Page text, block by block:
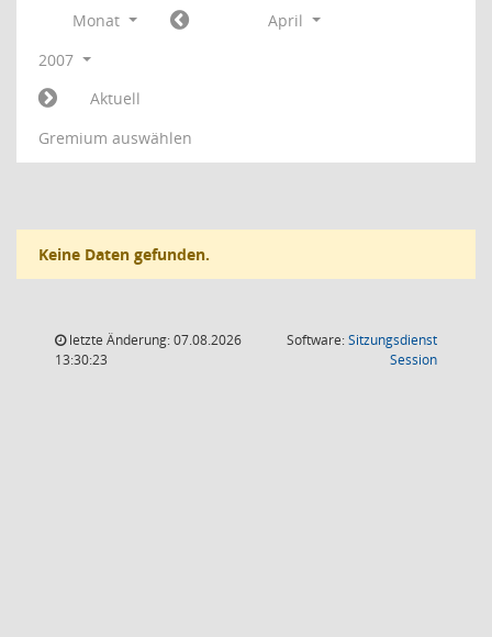
Monat
April
2007
Aktuell
Gremium auswählen
Keine Daten gefunden.
letzte Änderung: 07.08.2026
13:30:23
Software:Sitzungsdienst
Session(Wird in